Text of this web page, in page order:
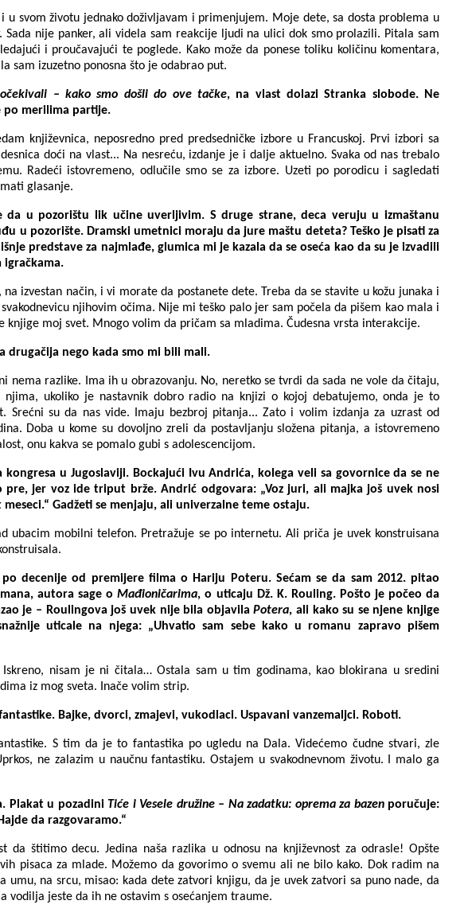
u svom životu jednako doživljavam i primenjujem. Moje dete, sa dosta problema u
Sada nije panker, ali videla sam reakcije ljudi na ulici dok smo prolazili. Pitala sam
i proučavajući te poglede. Kako može da ponese toliku količinu komentara,
sam izuzetno ponosna što je odabrao put.
– kako smo došli do ove tačke, na vlast dolazi Stranka slobode. Ne
po merilima partije.
književnica, neposredno pred predsedničke izbore u Francuskoj. Prvi izbori sa
doći na vlast... Na nesreću, izdanje je i dalje aktuelno. Svaka od nas trebalo
Radeći istovremeno, odlučile smo se za izbore. Uzeti po porodicu i sagledati
glasanje.
da u pozorištu lik učine uverljivim. S druge strane, deca veruju u izmaštanu
u pozorište. Dramski umetnici moraju da jure maštu deteta? Teško je pisati za
predstave za najmlađe, glumica mi je kazala da se oseća kao da su je izvadili
igračkama.
na izvestan način, i vi morate da postanete dete. Treba da se stavite u kožu junaka i
njihovim očima. Nije mi teško palo jer sam počela da pišem kao mala i
knjige moj svet. Mnogo volim da pričam sa mladima. Čudesna vrsta interakcije.
drugačija nego kada smo mi bili mali.
nema razlike. Ima ih u obrazovanju. No, neretko se tvrdi da sada ne vole da čitaju,
njima, ukoliko je nastavnik dobro radio na knjizi o kojoj debatujemo, onda je to
Srećni su da nas vide. Imaju bezbroj pitanja... Zato i volim izdanja za uzrast od
Doba u kome su dovoljno zreli da postavljanju složena pitanja, a istovremeno
onu kakva se pomalo gubi s adolescencijom.
kongresa u Jugoslaviji. Bockajući Ivu Andrića, kolega veli sa govornice da se ne
pre, jer voz ide triput brže. Andrić odgovara: „Voz juri, ali majka još uvek nosi
Gadžeti se menjaju, ali univerzalne teme ostaju.
ubacim mobilni telefon. Pretražuje se po internetu. Ali priča je uvek konstruisana
decenije od premijere filma o Hariju Poteru. Sećam se da sam 2012. pitao
autora sage oMađioničarima,o uticaju Dž. K. Rouling. Pošto je počeo da
je – Roulingova još uvek nije bila objavilaPotera, ali kako su se njene knjige
uticale na njega: „Uhvatio sam sebe kako u romanu zapravo pišem
nisam je ni čitala… Ostala sam u tim godinama, kao blokirana u sredini
iz mog sveta. Inače volim strip.
Bajke, dvorci, zmajevi, vukodlaci. Uspavani vanzemaljci. Roboti.
S tim da je to fantastika po ugledu na Dala. Videćemo čudne stvari, zle
ne zalazim u naučnu fantastiku. Ostajem u svakodnevnom životu. I malo ga
Plakat u pozadini Tiće i Vesele družine – Na zadatku: oprema za bazenporučuje:
da razgovaramo.“
da štitimo decu. Jedina naša razlika u odnosu na književnost za odrasle! Opšte
pisaca za mlade. Možemo da govorimo o svemu ali ne bilo kako. Dok radim na
umu, na srcu, misao: kada dete zatvori knjigu, da je uvek zatvori sa puno nade, da
vodilja jeste da ih ne ostavim s osećanjem traume.